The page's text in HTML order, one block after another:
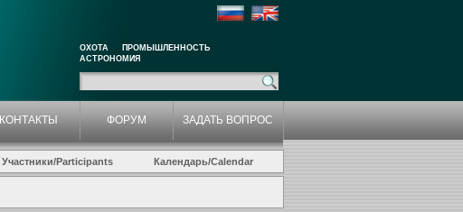
ОХОТА
ПРОМЫШЛЕННОСТЬ
АСТРОНОМИЯ
КОНТАКТЫ ФОРУМ ЗАДАТЬ ВОПРОС
Участники/Participants Календарь/Calendar